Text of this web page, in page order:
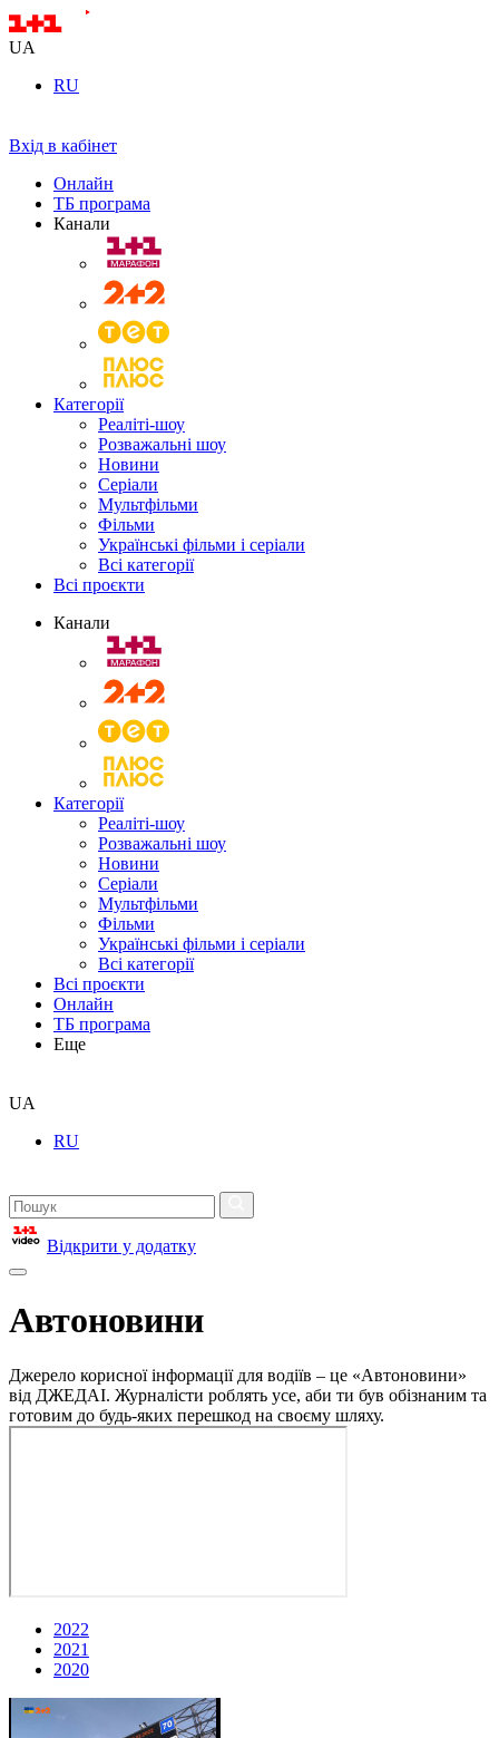
UA
RU
Вхід в кабінет
Онлайн
ТБ програма
Канали
Категорії
Реаліті-шоу
Розважальні шоу
Новини
Серіали
Мультфільми
Фільми
Українські фільми і серіали
Всі категорії
Всі проєкти
Канали
Категорії
Реаліті-шоу
Розважальні шоу
Новини
Серіали
Мультфільми
Фільми
Українські фільми і серіали
Всі категорії
Всі проєкти
Онлайн
ТБ програма
Еще
UA
RU
Відкрити у додатку
Автоновини
Джерело корисної інформації для водіїв – це «Автоновини»
від ДЖЕДАІ. Журналісти роблять усе, аби ти був обізнаним та
готовим до будь-яких перешкод на своєму шляху.
2022
2021
2020